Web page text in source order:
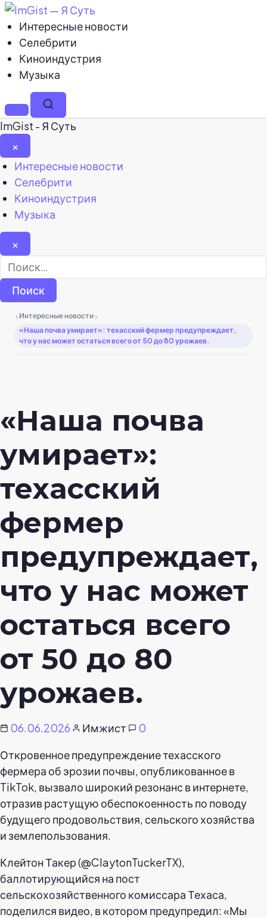
Интересные новости
Селебрити
Киноиндустрия
Музыка
МенюПоиск
ImGist - Я Суть
×
Закрыть
меню
Интересные новости
Селебрити
Киноиндустрия
Музыка
×
Найти:
› Интересные новости ›
«Наша почва умирает»: техасский фермер предупреждает,
что у нас может остаться всего от 50 до 80 урожаев.
«Наша почва
умирает»:
техасский
фермер
предупреждает,
что у нас может
остаться всего
от 50 до 80
урожаев.
06.06.2026 Имжист
0
Откровенное предупреждение техасского
фермера об эрозии почвы, опубликованное в
TikTok, вызвало широкий резонанс в интернете,
отразив растущую обеспокоенность по поводу
будущего продовольствия, сельского хозяйства
и землепользования.
Клейтон Такер (@ClaytonTuckerTX),
баллотирующийся на пост
сельскохозяйственного комиссара Техаса,
поделился видео, в котором предупредил: «Мы